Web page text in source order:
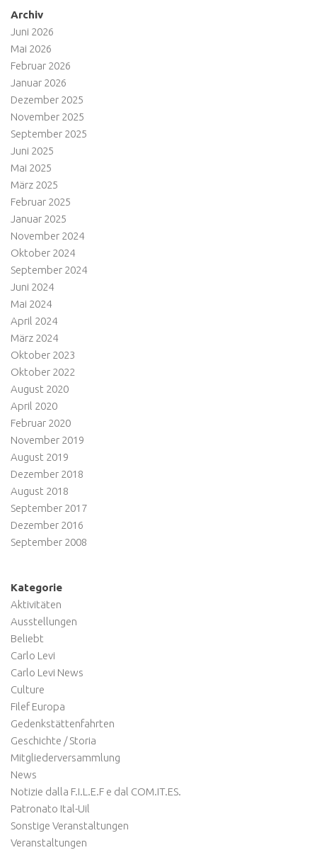
Archiv
Juni 2026
Mai 2026
Februar 2026
Januar 2026
Dezember 2025
November 2025
September 2025
Juni 2025
Mai 2025
März 2025
Februar 2025
Januar 2025
November 2024
Oktober 2024
September 2024
Juni 2024
Mai 2024
April 2024
März 2024
Oktober 2023
Oktober 2022
August 2020
April 2020
Februar 2020
November 2019
August 2019
Dezember 2018
August 2018
September 2017
Dezember 2016
September 2008
Kategorie
Aktivitäten
Ausstellungen
Beliebt
Carlo Levi
Carlo Levi News
Culture
Filef Europa
Gedenkstättenfahrten
Geschichte / Storia
Mitgliederversammlung
News
Notizie dalla F.I.L.E.F e dal COM.IT.ES.
Patronato Ital-Uil
Sonstige Veranstaltungen
Veranstaltungen